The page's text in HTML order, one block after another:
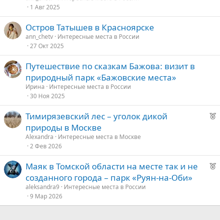
1 Авг 2025
Остров Татышев в Красноярске
ann_chetv Интересные места в России
27 Окт 2025
Путешествие по сказкам Бажова: визит в
природный парк «Бажовские места»
Иpинa
Интересные места в России
30 Ноя 2025
Р
е
е
Тимирязевский лес – уголок дикой
природы в Москве
Alexandra
Интересные места в Москве
2 Фев 2026
Р
Маяк в Томской области на месте так и не
созданного города – парк «Руян-на-Оби»
aleksandra9
Интересные места в России
9 Мар 2026